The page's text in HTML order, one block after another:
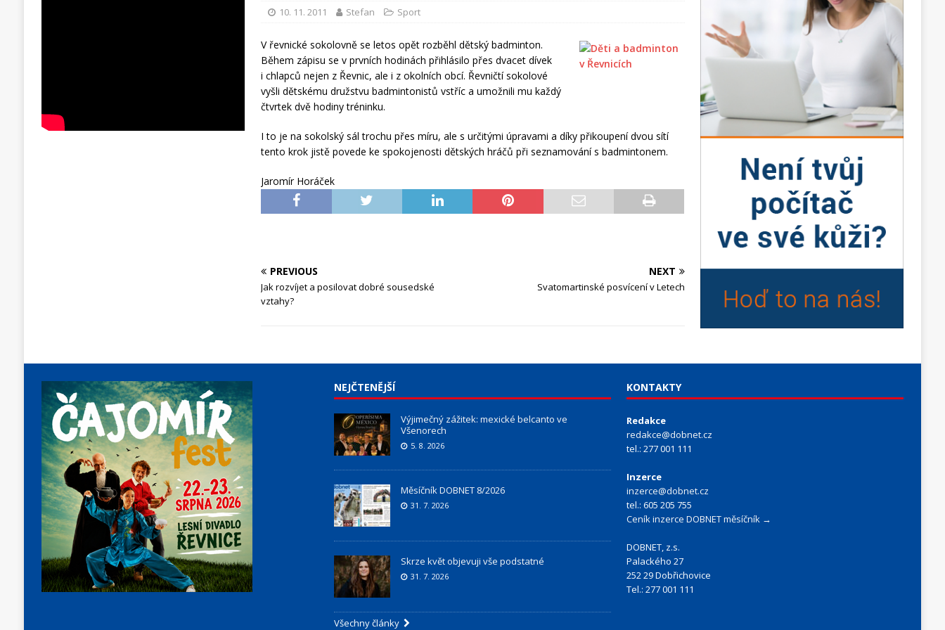
10. 11. 2011 Stefan Sport
V řevnické sokolovně se letos opět rozběhl dětský badminton.
Během zápisu se v prvních hodinách přihlásilo přes dvacet dívek
i chlapců nejen z Řevnic, ale i z okolních obcí. Řevničtí sokolové
vyšli dětskému družstvu badmintonistů vstříc a umožnili mu každý
čtvrtek dvě hodiny tréninku.
I to je na sokolský sál trochu přes míru, ale s určitými úpravami a díky přikoupení dvou sítí
tento krok jistě povede ke spokojenosti dětských hráčů při seznamování s badmintonem.
Jaromír Horáček
PREVIOUS
Jak rozvíjet a posilovat dobré sousedské
vztahy?
NEXT
Svatomartinské posvícení v Letech
NEJČTENĚJŠÍ
Výjimečný zážitek: mexické belcanto ve
Všenorech
5. 8. 2026
Měsíčník DOBNET 8/2026
31. 7. 2026
Skrze květ objevuji vše podstatné
31. 7. 2026
Všechny články
KONTAKTY
Redakce
redakce@dobnet.cz
tel.: 277 001 111
Inzerce
inzerce@dobnet.cz
tel.: 605 205 755
Ceník inzerce DOBNET měsíčník →
DOBNET, z.s.
Palackého 27
252 29 Dobřichovice
Tel.: 277 001 111